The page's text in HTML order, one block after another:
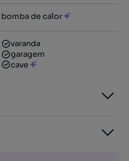
bomba de calor
varanda
garagem
cave